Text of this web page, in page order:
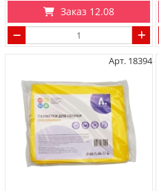
Заказ 12.08
Арт. 18394